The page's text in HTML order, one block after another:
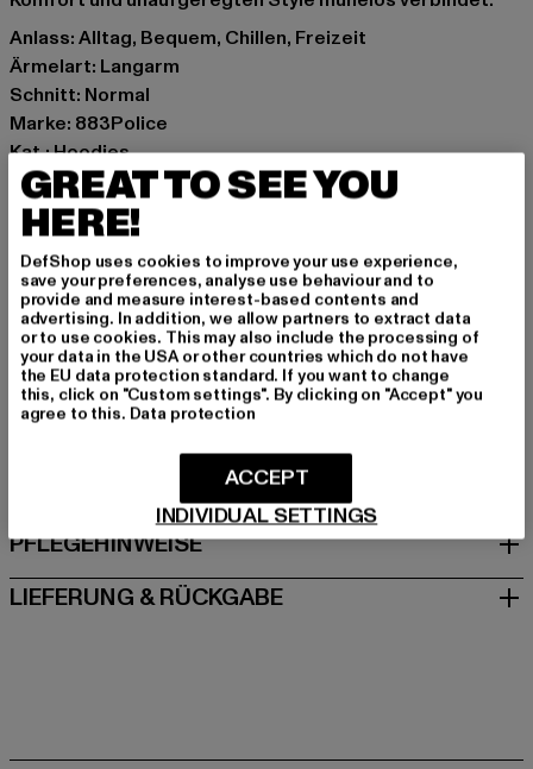
Anlass: Alltag, Bequem, Chillen, Freizeit
Ärmelart: Langarm
Schnitt: Normal
Marke: 883Police
Kat.: Hoodies
Farbe: schwarz
Hersteller Farbe: black
Materialzusammensetzung: 80% Baumwolle, 15%
Polyester, 5% Elasthan
Art.Nr: 0008599-00007
Hersteller: Zabou House |Krishna@zabou.co.uk
Shelley Road, Ashton-on-Ribble | PR2 2ZH Lancashire |
GB
GRÖSSE & PASSFORM
PFLEGEHINWEISE
LIEFERUNG & RÜCKGABE
GREAT TO SEE YOU
HERE!
DefShop uses cookies to improve your use experience,
save your preferences, analyse use behaviour and to
provide and measure interest-based contents and
advertising. In addition, we allow partners to extract data
or to use cookies. This may also include the processing of
your data in the USA or other countries which do not have
the EU data protection standard. If you want to change
this, click on "Custom settings". By clicking on "Accept" you
agree to this. Data protection
INDIVIDUAL SETTINGS
ACCEPT